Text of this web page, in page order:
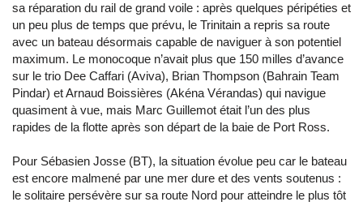
sa réparation du rail de grand voile : après quelques péripéties et
un peu plus de temps que prévu, le Trinitain a repris sa route
avec un bateau désormais capable de naviguer à son potentiel
maximum. Le monocoque n’avait plus que 150 milles d’avance
sur le trio Dee Caffari (Aviva), Brian Thompson (Bahrain Team
Pindar) et Arnaud Boissières (Akéna Vérandas) qui navigue
quasiment à vue, mais Marc Guillemot était l’un des plus
rapides de la flotte après son départ de la baie de Port Ross.
Pour Sébasien Josse (BT), la situation évolue peu car le bateau
est encore malmené par une mer dure et des vents soutenus :
le solitaire persévère sur sa route Nord pour atteindre le plus tôt